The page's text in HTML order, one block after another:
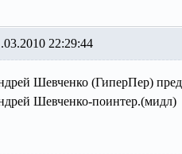
22:29:44
Шевченко (ГиперПер)
Шевченко-поинтер.(мидл)